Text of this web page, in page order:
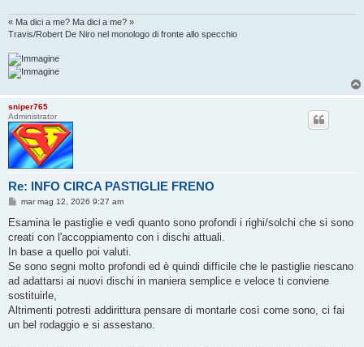
« Ma dici a me? Ma dici a me? »
Travis/Robert De Niro nel monologo di fronte allo specchio
sniper765
Administrator
Re: INFO CIRCA PASTIGLIE FRENO
M
s
a
g
i
o
mar mag 12, 2026 9:27 am
Esamina le pastiglie e vedi quanto sono profondi i righi/solchi che si sono
creati con l'accoppiamento con i dischi attuali.
In base a quello poi valuti.
Se sono segni molto profondi ed è quindi difficile che le pastiglie riescano
ad adattarsi ai nuovi dischi in maniera semplice e veloce ti conviene
sostituirle,
Altrimenti potresti addirittura pensare di montarle così come sono, ci fai
un bel rodaggio e si assestano.